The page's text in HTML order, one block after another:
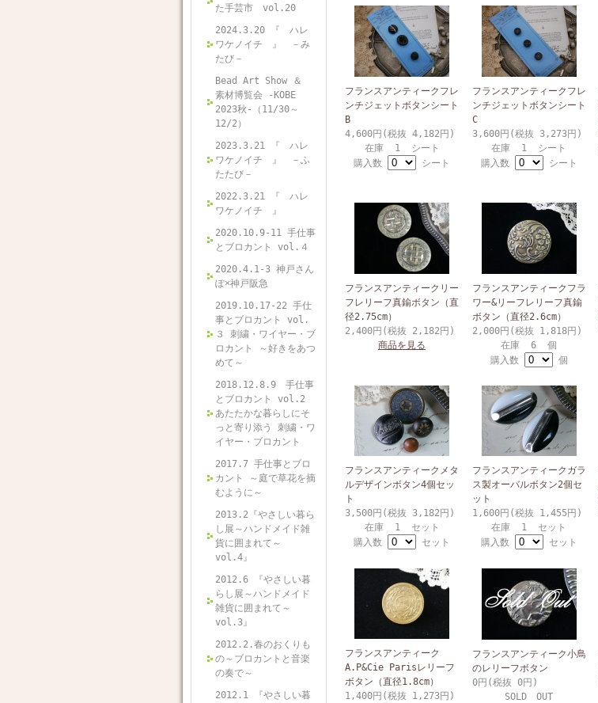
た手芸市 vol.20
2024.3.20 『 ハレ
ワケノイチ 』 －み
たび－
Bead Art Show ＆
素材博覧会 -KOBE
2023秋-（11/30～
12/2）
2023.3.21 『 ハレ
ワケノイチ 』 －ふ
たたび－
2022.3.21 『 ハレ
ワケノイチ 』
2020.10.9-11 手仕事
とブロカント vol.４
2020.4.1-3 神戸さん
ぽ×神戸阪急
2019.10.17-22 手仕
事とブロカント vol.
３ 刺繍・ワイヤー・ブ
ロカント ～好きをあつ
めて～
2018.12.8.9 手仕事
とブロカント vol.2
あたたかな暮らしにそ
っと寄り添う 刺繍・ワ
イヤー・ブロカント
2017.7 手仕事とブロ
カント ～庭で草花を摘
むように～
2013.2『やさしい暮ら
し展～ハンドメイド雑
貨に囲まれて～
vol.4』
2012.6 『やさしい暮
らし展～ハンドメイド
雑貨に囲まれて～
vol.3』
2012.2.春のおくりも
の～ブロカントと音楽
の奏で～
2012.1 『やさしい暮
フランスアンティークフレ
ンチジェットボタンシート
B
4,600円(税抜 4,182円)
在庫 1 シート
購入数
シート
フランスアンティークフレ
ンチジェットボタンシート
C
3,600円(税抜 3,273円)
在庫 1 シート
購入数
シート
フランスアンティークリー
フレリーフ真鍮ボタン（直
径2.75cm）
2,400円(税抜 2,182円)
商品を見る
フランスアンティークフラ
ワー&リーフレリーフ真鍮
ボタン（直径2.6cm）
2,000円(税抜 1,818円)
在庫 6 個
購入数
個
フランスアンティークメタ
ルデザインボタン4個セッ
ト
3,500円(税抜 3,182円)
在庫 1 セット
購入数
セット
フランスアンティークガラ
ス製オーバルボタン2個セ
ット
1,600円(税抜 1,455円)
在庫 1 セット
購入数
セット
フランスアンティーク
A.P&Cie Parisレリーフ
ボタン（直径1.8cm）
1,400円(税抜 1,273円)
フランスアンティーク小鳥
のレリーフボタン
0円(税抜 0円)
SOLD OUT